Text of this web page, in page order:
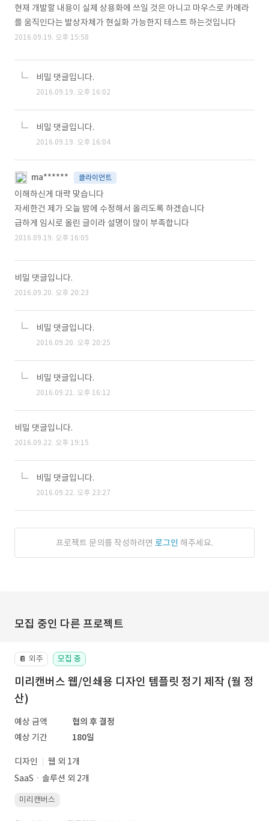
현재 개발할 내용이 실제 상용화에 쓰일 것은 아니고 마우스로 카메라
를 움직인다는 발상자체가 현실화 가능한지 테스트 하는것입니다
2016.09.19. 오후 15:58
비밀 댓글입니다.
2016.09.19. 오후 16:02
비밀 댓글입니다.
2016.09.19. 오후 16:04
ma****** 클라이언트
이해하신게 대략 맞습니다
자세한건 제가 오늘 밤에 수정해서 올리도록 하겠습니다
급하게 임시로 올린 글이라 설명이 많이 부족합니다
2016.09.19. 오후 16:05
비밀 댓글입니다.
2016.09.20. 오후 20:23
비밀 댓글입니다.
2016.09.20. 오후 20:25
비밀 댓글입니다.
2016.09.21. 오후 16:12
비밀 댓글입니다.
2016.09.22. 오후 19:15
비밀 댓글입니다.
2016.09.22. 오후 23:27
프로젝트 문의를 작성하려면 로그인 해주세요.
모집 중인 다른 프로젝트
📔 외주 모집 중
미리캔버스 웹/인쇄용 디자인 템플릿 정기 제작 (월 정
산)
예상 금액
협의 후 결정
예상 기간
180일
디자인
웹 외 1개
SaaSㆍ솔루션 외 2개
미리캔버스